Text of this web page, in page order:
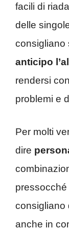
facili di
delle
consigliano
anticipo
rendersi
problemi e
Per molti
dire
pressocché
consigliano
anche in